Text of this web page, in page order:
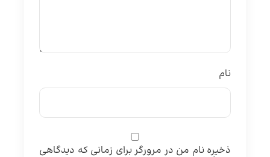
نام
ذخیره نام من در مرورگر برای زمانی که دیدگاهی